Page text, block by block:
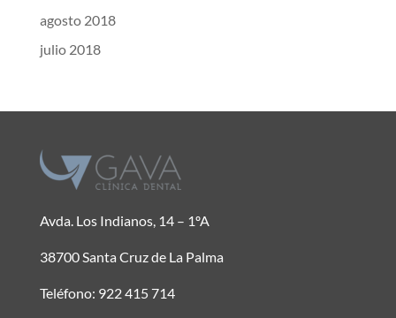
agosto 2018
julio 2018
Avda. Los Indianos, 14 – 1ºA
38700 Santa Cruz de La Palma
Teléfono: 922 415 714